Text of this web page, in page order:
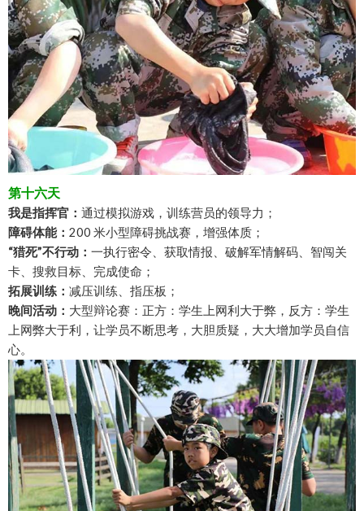
第十六天
我是指挥官： 通过模拟游戏，训练营员的领导力；
障碍体能： 200 米小型障碍挑战赛，增强体质；
“猎死”不行动： 一执行密令、获取情报、破解军情解码、智闯关
卡、搜救目标、完成使命；
拓展训练： 减压训练、指压板；
晚间活动： 大型辩论赛：正方：学生上网利大于弊，反方：学生
上网弊大于利，让学员不断思考，大胆质疑，大大增加学员自信
心。